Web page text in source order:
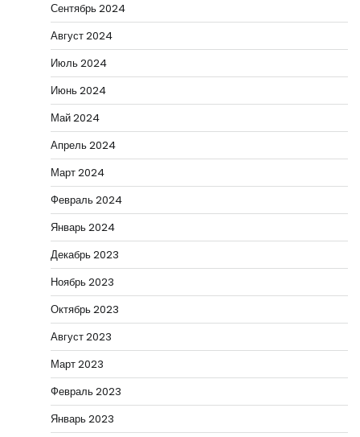
Сентябрь 2024
Август 2024
Июль 2024
Июнь 2024
Май 2024
Апрель 2024
Март 2024
Февраль 2024
Январь 2024
Декабрь 2023
Ноябрь 2023
Октябрь 2023
Август 2023
Март 2023
Февраль 2023
Январь 2023